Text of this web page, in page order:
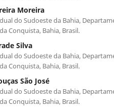
Moreira
do Sudoeste da Bahia,
Conquista, Bahia, Brasil.
Silva
do Sudoeste da Bahia,
Conquista, Bahia, Brasil.
São José
do Sudoeste da Bahia,
Conquista, Bahia, Brasil.